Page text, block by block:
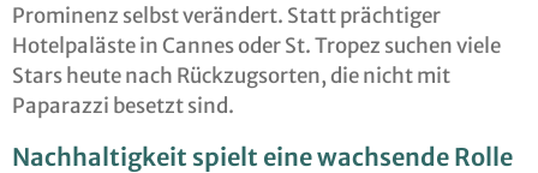
Prominenz selbst verändert. Statt prächtiger
Hotelpaläste in Cannes oder St. Tropez suchen viele
Stars heute nach Rückzugsorten, die nicht mit
Paparazzi besetzt sind.
Nachhaltigkeit spielt eine wachsende Rolle